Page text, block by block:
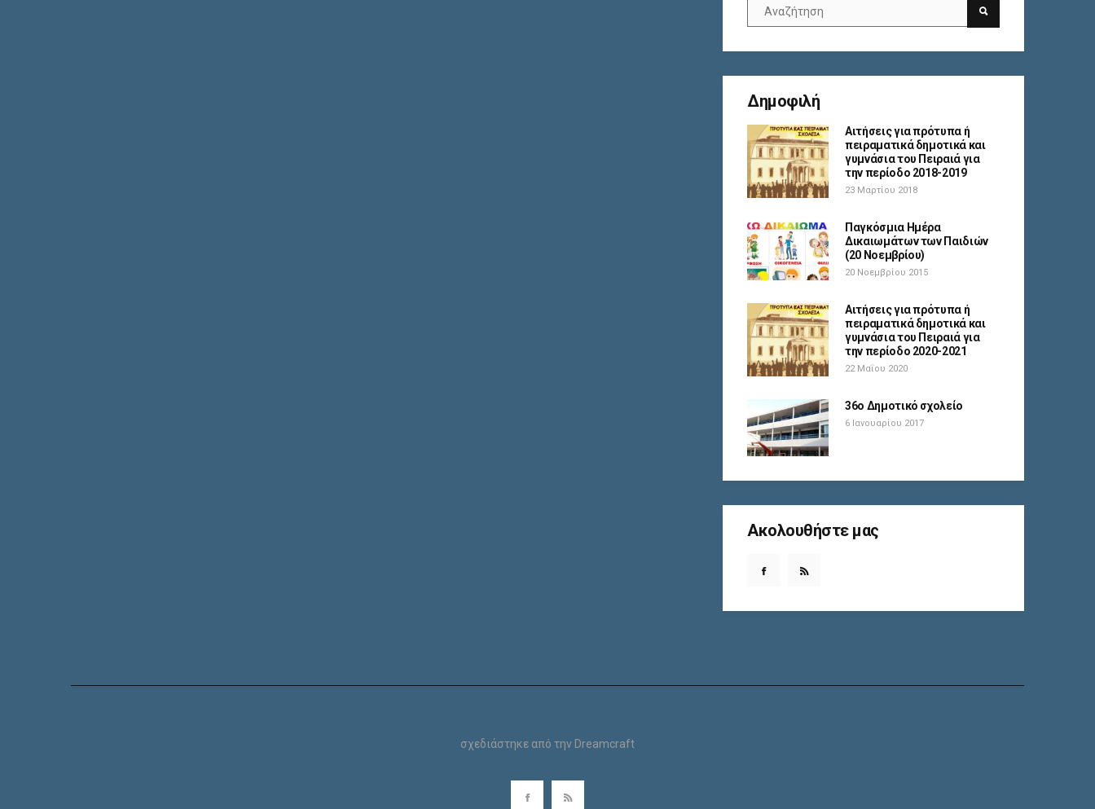
Δημοφιλή
Αιτήσεις για πρότυπα ή
πειραματικά δημοτικά και
γυμνάσια του Πειραιά για
την περίοδο 2018-2019
23 Μαρτίου 2018
Παγκόσμια Ημέρα
Δικαιωμάτων των Παιδιών
(20 Νοεμβρίου)
20 Νοεμβρίου 2015
Αιτήσεις για πρότυπα ή
πειραματικά δημοτικά και
γυμνάσια του Πειραιά για
την περίοδο 2020-2021
22 Μαΐου 2020
36ο Δημοτικό σχολείο
6 Ιανουαρίου 2017
Ακολουθήστε μας
σχεδιάστηκε από την Dreamcraft